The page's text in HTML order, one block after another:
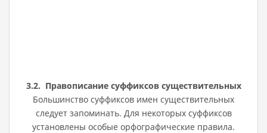
3.2. Правописание суффиксов существительных
Большинство суффиксов имен существительных
следует запоминать. Для некоторых суффиксов
установлены особые орфографические правила.